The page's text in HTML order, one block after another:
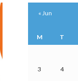
M T
3 4
« Jun